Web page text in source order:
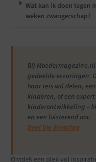
Wat kan ik doen tegen
weken zwangerschap?
Bij
gedeelde ervaringen.
haar reis wil delen,
kinderen, of een
kinderontwikkeling –
en een luisterend oor.
Deel Uw Ervaring
Ontdek een plek vol